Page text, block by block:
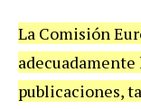
La Comisión
publicaciones,